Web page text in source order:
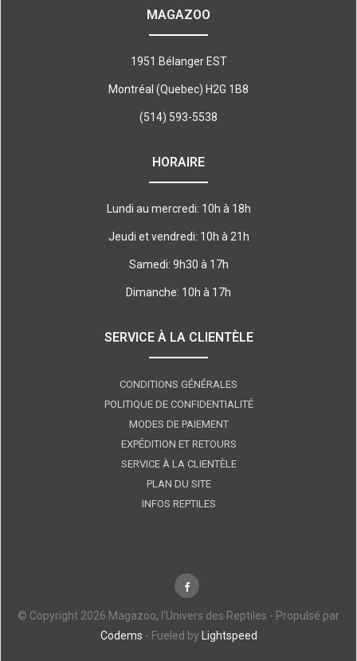
MAGAZOO
1951 Bélanger EST
Montréal (Quebec) H2G 1B8
(514) 593-5538
HORAIRE
Lundi au mercredi: 10h à 18h
Jeudi et vendredi: 10h à 21h
Samedi: 9h30 à 17h
Dimanche: 10h à 17h
SERVICE À LA CLIENTÈLE
CONDITIONS GÉNÉRALES
POLITIQUE DE CONFIDENTIALITÉ
MODES DE PAIEMENT
EXPÉDITION ET RETOURS
SERVICE À LA CLIENTÈLE
PLAN DU SITE
INFOS REPTILES
© Copyright 2026 Magazoo, l'Univers des Reptiles - Propulsé par
Codems - Fueled by Lightspeed